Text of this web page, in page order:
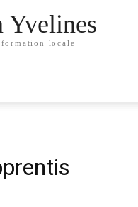
Yvelines
locale